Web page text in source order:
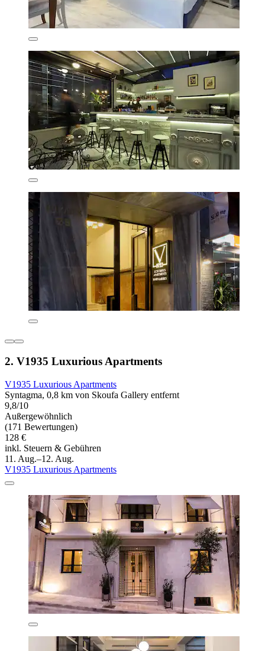
2. V1935 Luxurious Apartments
V1935 Luxurious Apartments
Syntagma, 0,8 km von Skoufa Gallery entfernt
9,8/10
Außergewöhnlich
(171 Bewertungen)
128 €
inkl. Steuern & Gebühren
11. Aug.–12. Aug.
V1935 Luxurious Apartments